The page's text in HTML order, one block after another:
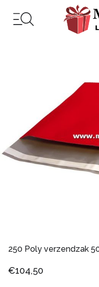
250 Poly verzendzak
€104,50